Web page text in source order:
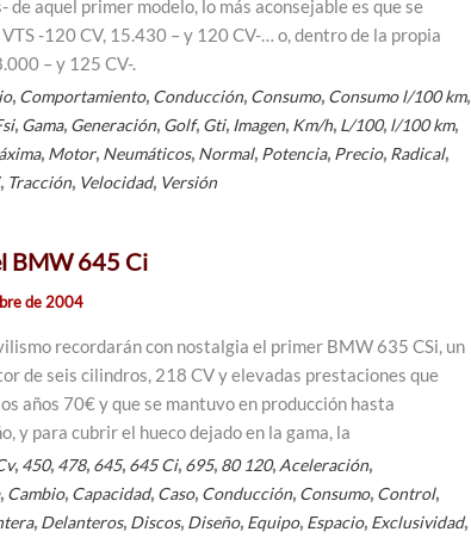
de aquel primer modelo, lo más aconsejable es que se
-120 CV, 15.430 – y 120 CV-… o, dentro de la propia
– y 125 CV-.
, Comportamiento, Conducción, Consumo, Consumo l/100 km,
, Gama, Generación, Golf, Gti, Imagen, Km/h, L/100, l/100 km,
, Motor, Neumáticos, Normal, Potencia, Precio, Radical,
, Tracción, Velocidad, Versión
BMW 645 Ci
de 2004
recordarán con nostalgia el primer BMW 635 CSi, un
de seis cilindros, 218 CV y elevadas prestaciones que
años 70€ y que se mantuvo en producción hasta
y para cubrir el hueco dejado en la gama, la
, 450, 478, 645, 645 Ci, 695, 80 120, Aceleración,
, Cambio, Capacidad, Caso, Conducción, Consumo, Control,
, Delanteros, Discos, Diseño, Equipo, Espacio, Exclusividad,